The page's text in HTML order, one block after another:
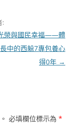
:
榮與國民幸福——體
中的西躲7專包養心
得0年 →
必填欄位標示為 *